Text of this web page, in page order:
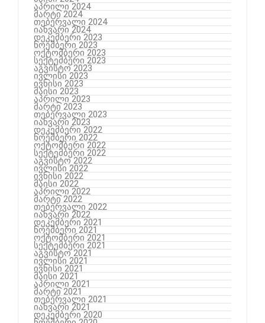
აპრილი 2024
მარტი 2024
თებერვალი 2024
იანვარი 2024
დეკემბერი 2023
ნოემბერი 2023
ოქტომბერი 2023
სექტემბერი 2023
აგვისტო 2023
ივლისი 2023
ივნისი 2023
მაისი 2023
აპრილი 2023
მარტი 2023
თებერვალი 2023
იანვარი 2023
დეკემბერი 2022
ნოემბერი 2022
ოქტომბერი 2022
სექტემბერი 2022
აგვისტო 2022
ივლისი 2022
ივნისი 2022
მაისი 2022
აპრილი 2022
მარტი 2022
თებერვალი 2022
იანვარი 2022
დეკემბერი 2021
ნოემბერი 2021
ოქტომბერი 2021
სექტემბერი 2021
აგვისტო 2021
ივლისი 2021
ივნისი 2021
მაისი 2021
აპრილი 2021
მარტი 2021
თებერვალი 2021
იანვარი 2021
დეკემბერი 2020